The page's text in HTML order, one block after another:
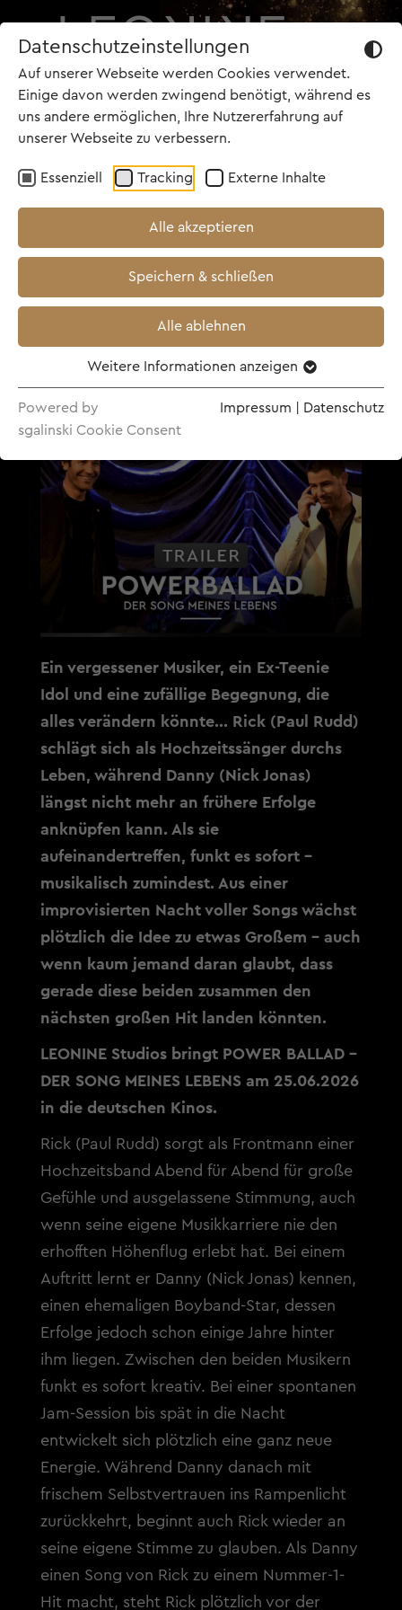
Datenschutzeinstellungen
Auf unserer Webseite werden Cookies verwendet.
Einige davon werden zwingend benötigt, während es
uns andere ermöglichen, Ihre Nutzererfahrung auf
unserer Webseite zu verbessern.
Essenziell Tracking Externe Inhalte
Alle akzeptieren
Speichern & schließen
Alle ablehnen
Weitere Informationen anzeigen
Powered by
sgalinski Cookie Consent
Impressum Datenschutz
TOP NEWS
Neuer Trailer zu POWER
BALLAD - DER SONG
MEINES LEBENS / ab
25.06.2026 im Kino!
Ein vergessener Musiker, ein Ex-Teenie
Idol und eine zufällige Begegnung, die
alles verändern könnte... Rick (Paul Rudd)
schlägt sich als Hochzeitssänger durchs
Leben, während Danny (Nick Jonas)
längst nicht mehr an frühere Erfolge
anknüpfen kann. Als sie
aufeinandertreffen, funkt es sofort -
musikalisch zumindest. Aus einer
improvisierten Nacht voller Songs wächst
plötzlich die Idee zu etwas Großem - auch
wenn kaum jemand daran glaubt, dass
gerade diese beiden zusammen den
nächsten großen Hit landen könnten.
LEONINE Studios bringt POWER BALLAD -
DER SONG MEINES LEBENS am 25.06.2026
in die deutschen Kinos.
Rick (Paul Rudd) sorgt als Frontmann einer
Hochzeitsband Abend für Abend für große
Gefühle und ausgelassene Stimmung, auch
wenn seine eigene Musikkarriere nie den
erhofften Höhenflug erlebt hat. Bei einem
Auftritt lernt er Danny (Nick Jonas) kennen,
einen ehemaligen Boyband-Star, dessen
Erfolge jedoch schon einige Jahre hinter
ihm liegen. Zwischen den beiden Musikern
funkt es sofort kreativ. Bei einer spontanen
Jam-Session bis spät in die Nacht
entwickelt sich plötzlich eine ganz neue
Energie. Während Danny danach mit
frischem Selbstvertrauen ins Rampenlicht
zurückkehrt, beginnt auch Rick wieder an
seine eigene Stimme zu glauben. Als Danny
einen Song von Rick zu einem Nummer-1-
Hit macht, steht Rick plötzlich vor der